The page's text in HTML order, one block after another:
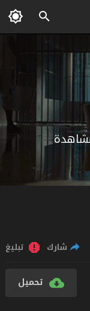
شارك تبليغ
تحميل